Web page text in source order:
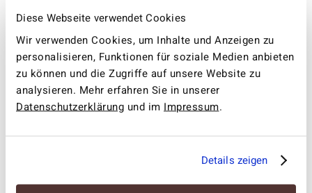
Diese Webseite verwendet Cookies
Wir verwenden Cookies, um Inhalte und Anzeigen zu
personalisieren, Funktionen für soziale Medien anbieten
zu können und die Zugriffe auf unsere Website zu
analysieren. Mehr erfahren Sie in unserer
Datenschutzerklärung und im Impressum.
Details zeigen
Steckdose schätzen.
Für Angehörige, die für ihre Eltern oder ihren
Partner beziehungsweise ihre Partnerin ein
einfach zu bedienendes Hörgerät mit App-
Steuerung suchen.
Ob das Silk Charge&Go IX zu Ihrem persönlichen